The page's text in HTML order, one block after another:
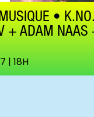
•
+ ADAM NAAS
| 18H